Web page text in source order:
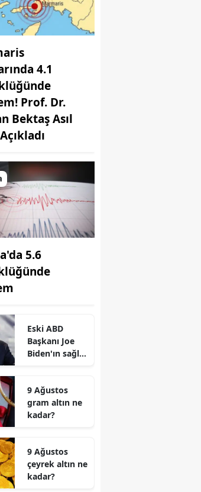
4.1
Prof. Dr.
Bektaş Asıl
5.6
Eski ABD
Başkanı Joe
Biden'ın sağlık
haber
9 Ağustos
gram altın ne
kadar?
9 Ağustos
çeyrek altın ne
kadar?